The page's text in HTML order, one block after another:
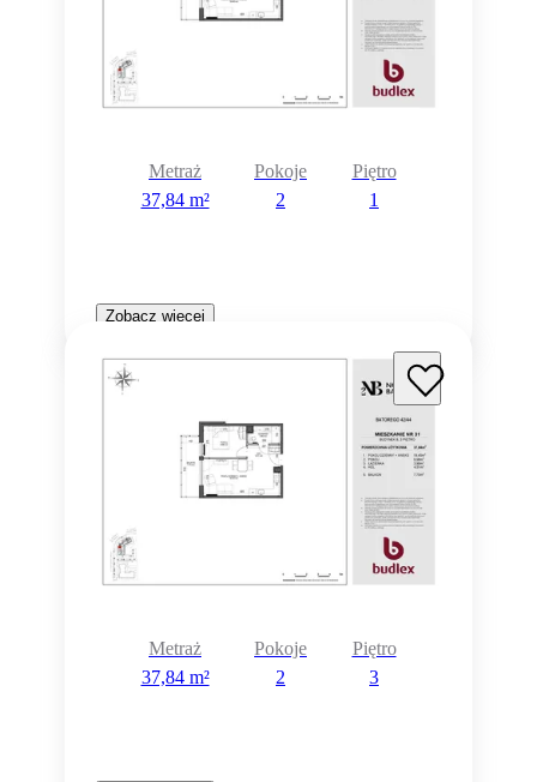
Metraż
37,84 m²
Pokoje
2
Piętro
1
Zobacz więcej
Metraż
37,84 m²
Pokoje
2
Piętro
3